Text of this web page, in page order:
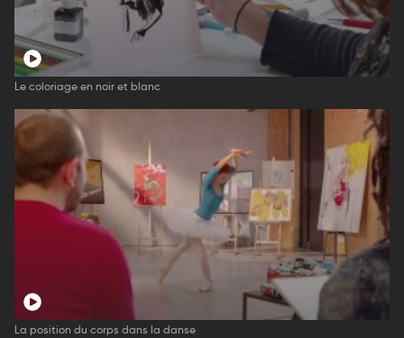
Le coloriage en noir et blanc
La position du corps dans la danse